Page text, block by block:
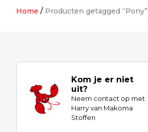
Home / Producten getagged “Pony”
Kom je er niet
uit?
Neem contact op met
Harry van Makoma
Stoffen